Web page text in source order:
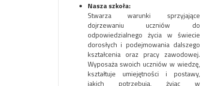
Nasza szkoła:
Stwarza warunki sprzyjające
dojrzewaniu uczniów do
odpowiedzialnego życia w świecie
dorosłych i podejmowania dalszego
kształcenia oraz pracy zawodowej.
Wyposaża swoich uczniów w wiedzę,
kształtuje umiejętności i postawy,
jakich potrzebują, żyjąc w